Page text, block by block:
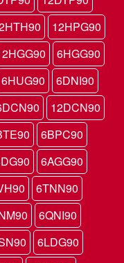
12HPG90
6HGG90
6HUG90
6DNI90
12DCN90
6BPC90
6AGG90
6TNN90
6QNI90
6LDG90